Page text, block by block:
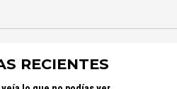
RECIENTES